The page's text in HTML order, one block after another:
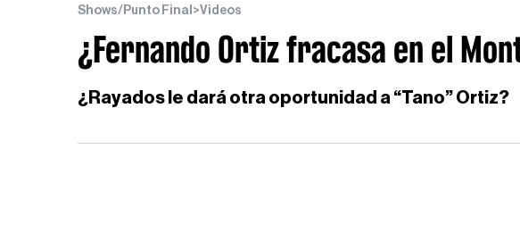
Shows/Punto Final >Videos
¿Fernando Ortiz fracasa en el
¿Rayados le dará otra oportunidad a “Tano” Ortiz?